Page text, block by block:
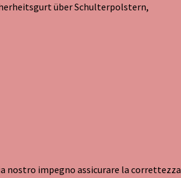
über Schulterpolstern,
nostro impegno assicurare la correttezza